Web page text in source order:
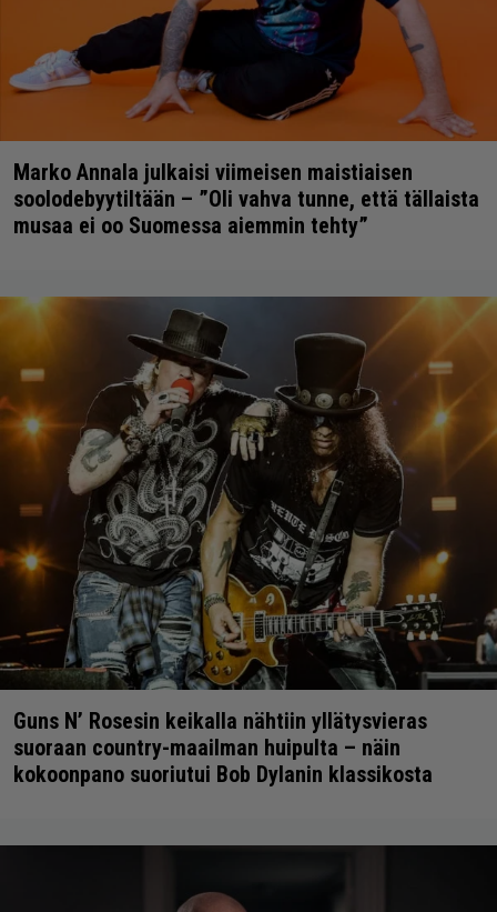
Marko Annala julkaisi viimeisen maistiaisen
soolodebyytiltään – ”Oli vahva tunne, että tällaista
musaa ei oo Suomessa aiemmin tehty”
Guns N’ Rosesin keikalla nähtiin yllätysvieras
suoraan country-maailman huipulta – näin
kokoonpano suoriutui Bob Dylanin klassikosta